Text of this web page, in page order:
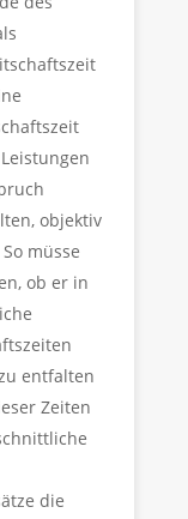
objektiv
müsse
ob er in
entfalten
Zeiten
die